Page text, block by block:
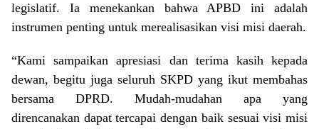
legislatif. Ia menekankan bahwa APBD ini adalah
instrumen penting untuk merealisasikan visi misi daerah.
“Kami sampaikan apresiasi dan terima kasih kepada
dewan, begitu juga seluruh SKPD yang ikut membahas
bersama DPRD. Mudah-mudahan apa yang
direncanakan dapat tercapai dengan baik sesuai visi misi